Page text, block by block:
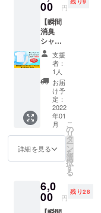
価格の
でご案
内しま
す。 ※
瞬間消
臭靴下
PRONI
CAのサ
イズは
24cmか
ら27cm
です。
※送料込
みのお
値段で
瞬間消
臭靴下
PRONI
CA（ホ
ワイ
ト）を
セット
でお届
けしま
す。 定
価定価
17,050
円の商
品をク
ラウド
ファン
6,000円
でご案
00 円
【瞬間
消臭
シャツ
（ホワ
イト）
LLサイ
ズ＆靴
下（ホ
ワイ
ト）
セッ
ト】 瞬
間消臭
シャツ
PRONI
ト）LL
サイズ
と瞬間
支援
者：
1人
お届
け予
定：
2022
年01
月
詳細を見る
こ
の
リ
タ
ー
ン
を
選
択
す
る
6,0
00 円
残り28